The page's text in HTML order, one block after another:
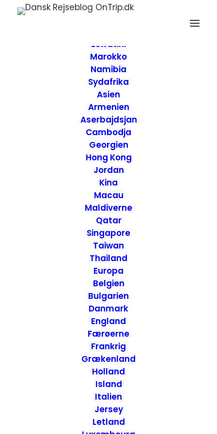
Forside
Eswatini
Marokko
Namibia
Sydafrika
Asien
Armenien
Aserbajdsjan
Cambodja
Georgien
Hong Kong
Jordan
Kina
Macau
Maldiverne
Qatar
Singapore
Taiwan
Thailand
Europa
Belgien
Bulgarien
Danmark
England
Færøerne
Frankrig
Grækenland
Holland
Island
Italien
Jersey
Letland
Anmeldelse af
Byblos Pousada –
Buzios, Brasilien
HOTELLER,BRASILIEN
- ONTRIP.DK